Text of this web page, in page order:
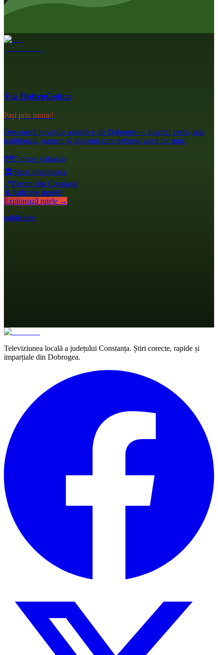
Via DobroGetica
Pași prin istorie!
Descoperă poveștile autentice ale Dobrogei — biserici vechi, sate
tradiționale, oameni și obiceiuri care definesc acest loc unic.
🗺️5 trasee culturale
🏛️Situri arheologice
📍Plecare din Constanța
📱 Aplicație mobilă
Explorează rutele →
publicitate
Televiziunea locală a județului Constanța. Știri corecte, rapide și
imparțiale din Dobrogea.